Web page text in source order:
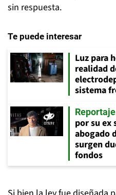
sin respuesta.
Te puede interesar
Luz para
realidad
sistema
Reportaje
por su ex
abogado
surgen
fondos